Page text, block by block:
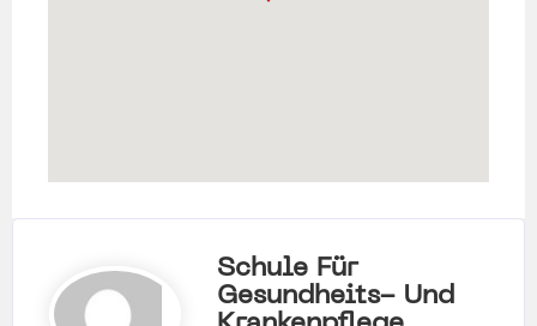
Schule Für
Gesundheits- Und